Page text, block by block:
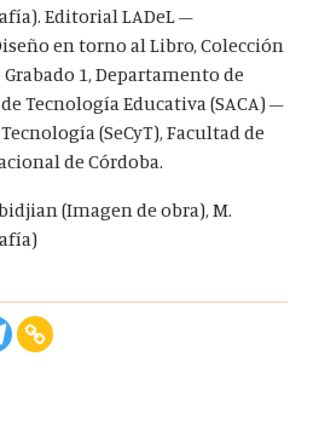
Editorial LADeL –
en torno al Libro, Colección
1, Departamento de
Tecnología Educativa (SACA) –
(SeCyT), Facultad de
de Córdoba.
(Imagen de obra), M.